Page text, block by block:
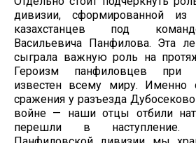
дивизии, сформированной
казахстанцев под
Васильевича Панфилова. Эта
сыграла важную роль на
Героизм панфиловцев при
известен всему миру. Именно
сражения у разъезда
войне — наши отцы отбили
перешли в наступление.